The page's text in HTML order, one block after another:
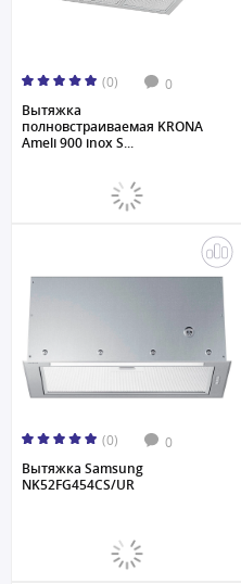
(0) 0
Вытяжка
полновстраиваемая KRONA
Ameli 900 inox S...
(0) 0
Вытяжка Samsung
NK52FG454CS/UR